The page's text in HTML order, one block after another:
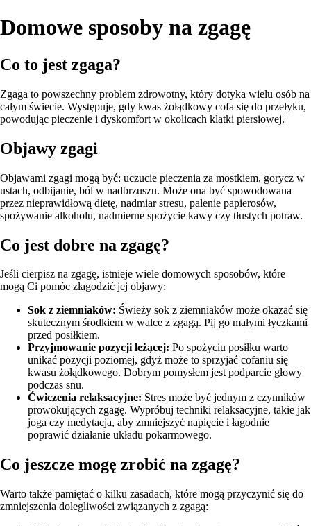
Domowe sposoby na zgagę
Co to jest zgaga?
Zgaga to powszechny problem zdrowotny, który dotyka wielu osób na
całym świecie. Występuje, gdy kwas żołądkowy cofa się do przełyku,
powodując pieczenie i dyskomfort w okolicach klatki piersiowej.
Objawy zgagi
Objawami zgagi mogą być: uczucie pieczenia za mostkiem, gorycz w
ustach, odbijanie, ból w nadbrzuszu. Może ona być spowodowana
przez nieprawidłową dietę, nadmiar stresu, palenie papierosów,
spożywanie alkoholu, nadmierne spożycie kawy czy tłustych potraw.
Co jest dobre na zgagę?
Jeśli cierpisz na zgagę, istnieje wiele domowych sposobów, które
mogą Ci pomóc złagodzić jej objawy:
Sok z ziemniaków: Świeży sok z ziemniaków może okazać się
skutecznym środkiem w walce z zgagą. Pij go małymi łyczkami
przed posiłkiem.
Przyjmowanie pozycji leżącej: Po spożyciu posiłku warto
unikać pozycji poziomej, gdyż może to sprzyjać cofaniu się
kwasu żołądkowego. Dobrym pomysłem jest podparcie głowy
podczas snu.
Ćwiczenia relaksacyjne: Stres może być jednym z czynników
prowokujących zgagę. Wypróbuj techniki relaksacyjne, takie jak
joga czy medytacja, aby zmniejszyć napięcie i łagodnie
poprawić działanie układu pokarmowego.
Co jeszcze mogę zrobić na zgagę?
Warto także pamiętać o kilku zasadach, które mogą przyczynić się do
zmniejszenia dolegliwości związanych z zgagą: